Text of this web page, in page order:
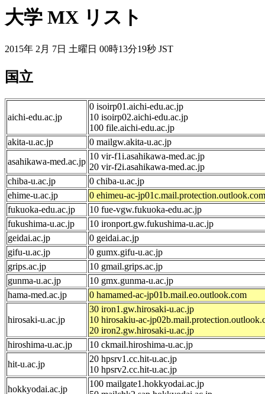
大学 MX リスト
2015年 2月 7日 土曜日 00時13分19秒 JST
国立
aichi-edu.ac.jp
0 isoirp01.aichi-edu.ac.jp
10 isoirp02.aichi-edu.ac.jp
100 file.aichi-edu.ac.jp
akita-u.ac.jp
0 mailgw.akita-u.ac.jp
asahikawa-med.ac.jp
10 vir-f1i.asahikawa-med.ac.jp
20 vir-f2i.asahikawa-med.ac.jp
chiba-u.ac.jp
0 chiba-u.ac.jp
ehime-u.ac.jp
0 ehimeu-ac-jp01c.mail.protection.outlook.com
fukuoka-edu.ac.jp
10 fue-vgw.fukuoka-edu.ac.jp
fukushima-u.ac.jp
10 ironport.gw.fukushima-u.ac.jp
geidai.ac.jp
0 geidai.ac.jp
gifu-u.ac.jp
0 gumx.gifu-u.ac.jp
grips.ac.jp
10 gmail.grips.ac.jp
gunma-u.ac.jp
10 gmx.gunma-u.ac.jp
hama-med.ac.jp
0 hamamed-ac-jp01b.mail.eo.outlook.com
hirosaki-u.ac.jp
30 iron1.gw.hirosaki-u.ac.jp
10 hirosakiu-ac-
20 iron2.gw.hirosaki-u.ac.jp
hiroshima-u.ac.jp
10 ckmail.hiroshima-u.ac.jp
hit-u.ac.jp
20 hpsrv1.cc.hit-u.ac.jp
10 hpsrv2.cc.hit-u.ac.jp
hokkyodai.ac.jp
100 mailgate1.hokkyodai.ac.jp